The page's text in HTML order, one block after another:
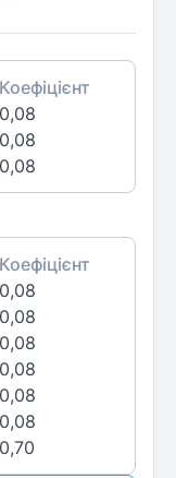
Коефіцієнт
0,08
0,08
0,08
Коефіцієнт
0,08
0,08
0,08
0,08
0,08
0,08
0,70